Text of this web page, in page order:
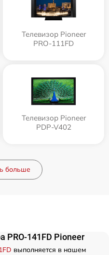
Телевизор Pioneer
PRO-111FD
Телевизор Pioneer
PDP-V402
больше
PRO-141FD Pioneer
выполняется в нашем